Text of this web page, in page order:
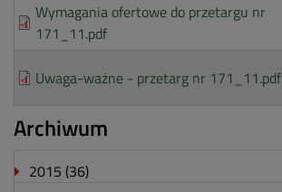
Wymagania ofertowe do przetargu nr
171_11.pdf
Uwaga-ważne - przetarg nr 171_11.pdf
Archiwum
2015 (36)